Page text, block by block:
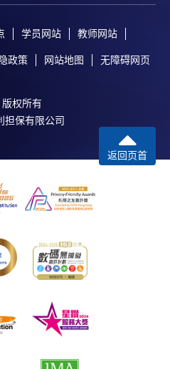
学员网站 教师网站
政策 网站地图 无障碍网页
权所有
担保有限公司
返回页首